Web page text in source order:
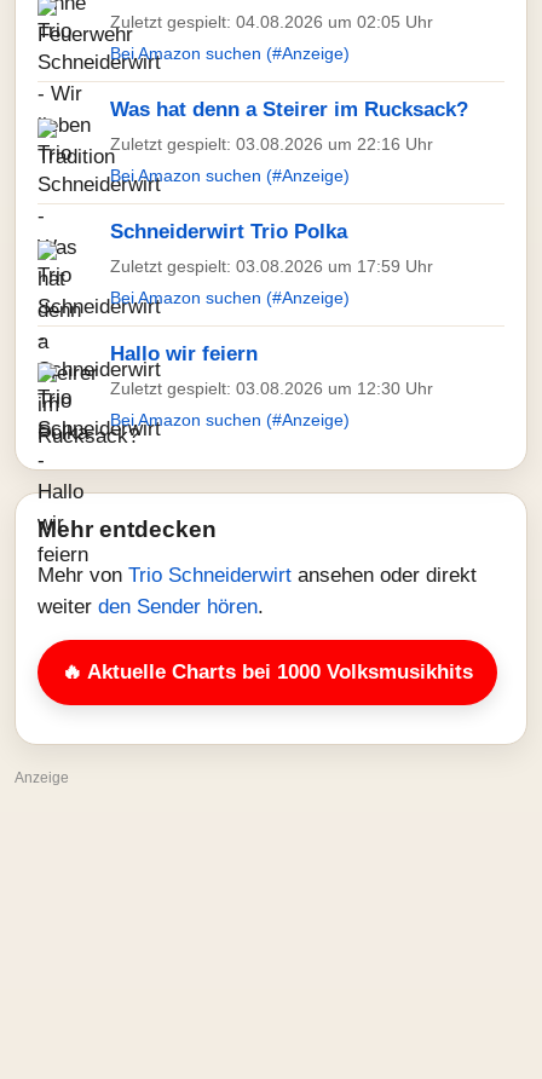
Zuletzt gespielt: 04.08.2026 um 02:05 Uhr
Bei Amazon suchen (#Anzeige)
Was hat denn a Steirer im Rucksack?
Zuletzt gespielt: 03.08.2026 um 22:16 Uhr
Bei Amazon suchen (#Anzeige)
Schneiderwirt Trio Polka
Zuletzt gespielt: 03.08.2026 um 17:59 Uhr
Bei Amazon suchen (#Anzeige)
Hallo wir feiern
Zuletzt gespielt: 03.08.2026 um 12:30 Uhr
Bei Amazon suchen (#Anzeige)
Mehr entdecken
Mehr von Trio Schneiderwirt ansehen oder direkt
weiter den Sender hören.
🔥 Aktuelle Charts bei 1000 Volksmusikhits
Anzeige